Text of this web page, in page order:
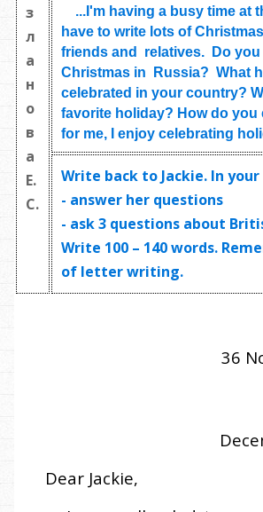
з
л
а
н
о
в
а
Е.
С.
...I'm having a busy time at
have to write lots of
friends and relatives. Do
Christmas in Russia? What
celebrated in your country?
favorite holiday? How do you
for me, I enjoy celebrating
Write back to Jackie. In
- answer her questions
- ask3 questions about
Write 100 – 140 words.
of letter writing.
36
Dear Jackie,